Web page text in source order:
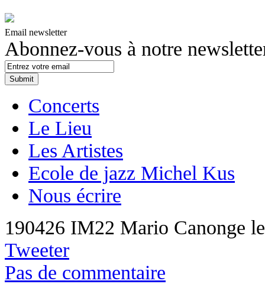
Email newsletter
Abonnez-vous à notre
Concerts
Le Lieu
Les Artistes
Ecole de jazz Michel Kus
Nous écrire
190426 IM22 Mario Canonge
Tweeter
Pas de commentaire